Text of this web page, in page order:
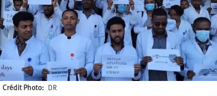
Crédit Photo DR